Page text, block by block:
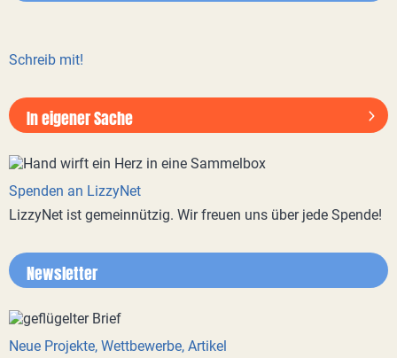
Schreib mit!
In eigener Sache
Spenden an LizzyNet
LizzyNet ist gemeinnützig. Wir freuen uns über jede Spende!
Newsletter
Neue Projekte, Wettbewerbe, Artikel